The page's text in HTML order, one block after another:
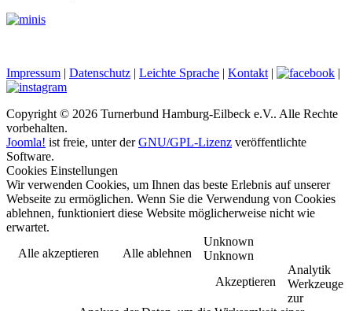
Impressum | Datenschutz | Leichte Sprache | Kontakt | |
Copyright © 2026 Turnerbund Hamburg-Eilbeck e.V.. Alle Rechte
vorbehalten.
Joomla! ist freie, unter derGNU/GPL-Lizenz veröffentlichte
Software.
Cookies Einstellungen
Wir verwenden Cookies, um Ihnen das beste Erlebnis auf unserer
Webseite zu ermöglichen. Wenn Sie die Verwendung von Cookies
ablehnen, funktioniert diese Website möglicherweise nicht wie
erwartet.
Alle akzeptieren
Alle ablehnen
Unknown
Unknown
Akzeptieren
Analytik
Werkzeuge
zur